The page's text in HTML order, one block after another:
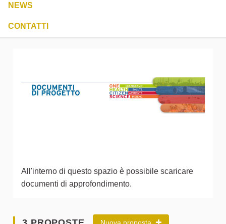
NEWS
CONTATTI
All'interno di questo spazio è possibile scaricare
documenti di approfondimento.